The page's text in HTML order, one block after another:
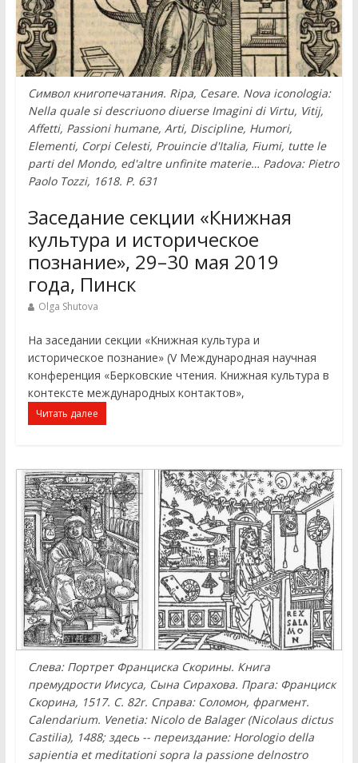
Символ книгопечатания. Ripa, Cesare. Nova iconologia:
Nella quale si descriuono diuerse Imagini di Virtu, Vitij,
Affetti, Passioni humane, Arti, Discipline, Humori,
Elementi, Corpi Celesti, Prouincie d'Italia, Fiumi, tutte le
parti del Mondo, ed'altre unfinite materie… Padova: Pietro
Paolo Tozzi, 1618. P. 631
Заседание секции «Книжная
культура и историческое
познание», 29–30 мая 2019
года, Пинск
Olga Shutova
На заседании секции «Книжная культура и
историческое познание» (V Международная научная
конференция «Берковские чтения. Книжная культура в
контексте международных контактов»,
Читать далее
Слева: Портрет Франциска Скорины. Книга
премудрости Иисуса, Сына Сирахова. Прага: Франциск
Скорина, 1517. С. 82r. Справа: Соломон, фрагмент.
Calendarium. Venetia: Nicolo de Balager (Nicolaus dictus
Castilia), 1488; здесь -- переиздание: Horologio della
sapientia et meditationi sopra la passione delnostro